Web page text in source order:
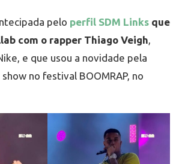
pelo perfil SDM Links que
com o rapper Thiago Veigh,
e que usou a novidade pela
no festival BOOMRAP, no